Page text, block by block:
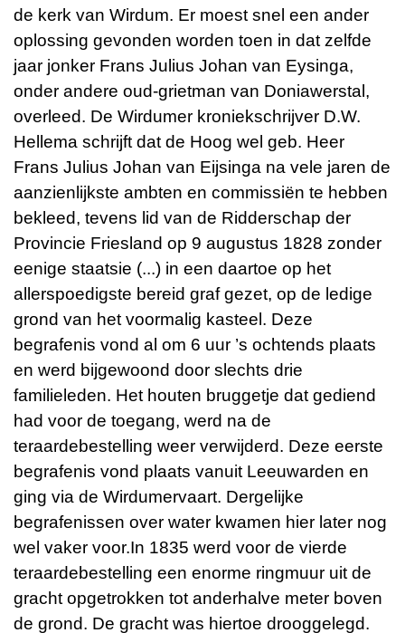
de kerk van Wirdum. Er moest snel een ander
oplossing gevonden worden toen in dat zelfde
jaar jonker Frans Julius Johan van Eysinga,
onder andere oud-grietman van Doniawerstal,
overleed. De Wirdumer kroniekschrijver D.W.
Hellema schrijft dat de Hoog wel geb. Heer
Frans Julius Johan van Eijsinga na vele jaren de
aanzienlijkste ambten en commissiën te hebben
bekleed, tevens lid van de Ridderschap der
Provincie Friesland op 9 augustus 1828 zonder
eenige staatsie (...) in een daartoe op het
allerspoedigste bereid graf gezet, op de ledige
grond van het voormalig kasteel. Deze
begrafenis vond al om 6 uur ’s ochtends plaats
en werd bijgewoond door slechts drie
familieleden. Het houten bruggetje dat gediend
had voor de toegang, werd na de
teraardebestelling weer verwijderd. Deze eerste
begrafenis vond plaats vanuit Leeuwarden en
ging via de Wirdumervaart. Dergelijke
begrafenissen over water kwamen hier later nog
wel vaker voor.In 1835 werd voor de vierde
teraardebestelling een enorme ringmuur uit de
gracht opgetrokken tot anderhalve meter boven
de grond. De gracht was hiertoe drooggelegd.